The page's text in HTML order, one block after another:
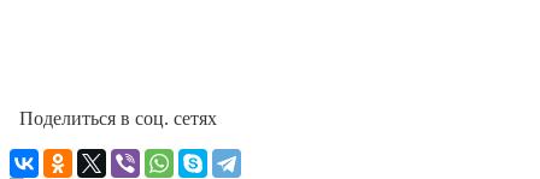
Поделиться в соц. сетях